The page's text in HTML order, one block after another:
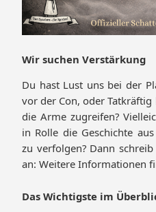
Wir suchen Verstärkung
Du hast Lust uns bei der
vor der Con, oder
die Arme zugreifen?
in Rolle die Geschichte
zu verfolgen? Dann
an: Weitere Informationen
Das Wichtigste im